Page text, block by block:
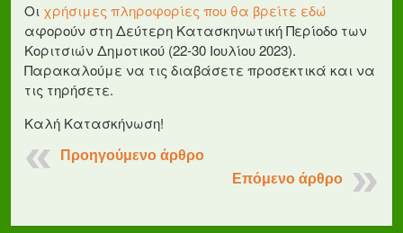
Οι χρήσιμες πληροφορίες που θα βρείτε εδώ
αφορούν στη Δεύτερη Κατασκηνωτική Περίοδο των
Κοριτσιών Δημοτικού (22-30 Ιουλίου 2023).
Παρακαλούμε να τις διαβάσετε προσεκτικά και να
τις τηρήσετε.
Καλή Κατασκήνωση!
Προηγούμενο άρθρο
Επόμενο άρθρο